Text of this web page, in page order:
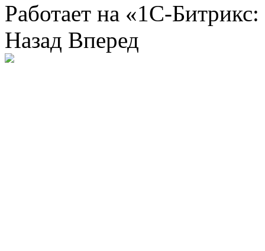
Работает на «1С-
Назад Вперед